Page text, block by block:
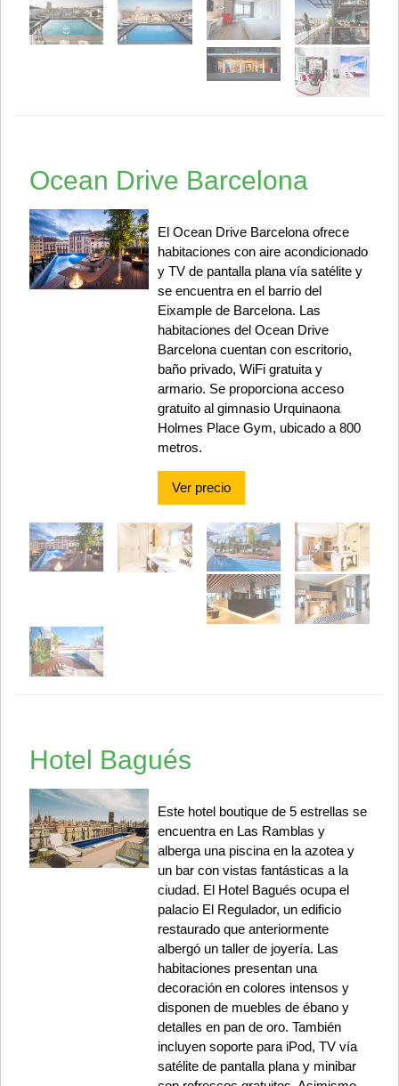
Ocean Drive Barcelona
El Ocean Drive Barcelona ofrece
habitaciones con aire acondicionado
y TV de pantalla plana vía satélite y
se encuentra en el barrio del
Eixample de Barcelona. Las
habitaciones del Ocean Drive
Barcelona cuentan con escritorio,
baño privado, WiFi gratuita y
armario. Se proporciona acceso
gratuito al gimnasio Urquinaona
Holmes Place Gym, ubicado a 800
metros.
Ver precio
Hotel Bagués
Este hotel boutique de 5 estrellas se
encuentra en Las Ramblas y
alberga una piscina en la azotea y
un bar con vistas fantásticas a la
ciudad. El Hotel Bagués ocupa el
palacio El Regulador, un edificio
restaurado que anteriormente
albergó un taller de joyería. Las
habitaciones presentan una
decoración en colores intensos y
disponen de muebles de ébano y
detalles en pan de oro. También
incluyen soporte para iPod, TV vía
satélite de pantalla plana y minibar